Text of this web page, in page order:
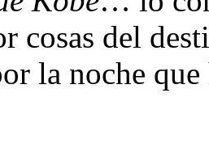
cosas del
la noche